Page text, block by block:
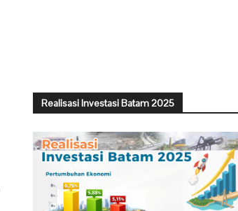
Realisasi Investasi Batam 2025